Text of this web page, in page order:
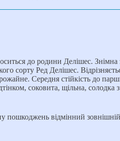
до родини Делішес.
сорту Ред Делішес.
Середня стійкість до
соковита, щільна,
пошкоджень відмінний